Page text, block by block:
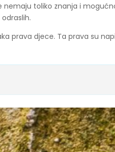
toliko znanja i
prava djece. Ta prava su